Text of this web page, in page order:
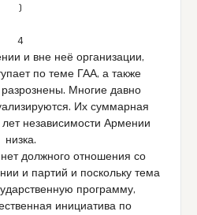
)
4
и вне неё организации,
по теме ГАА, а также
Многие давно
Их суммарная
независимости Армении
низка.
должного отношения со
и партий и поскольку тема
программу,
инициатива по